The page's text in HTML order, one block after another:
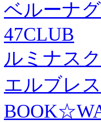
ベルーナ
47CLUB
ルミナス
エルブレ